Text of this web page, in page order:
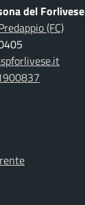
del Forlivese
(FC)